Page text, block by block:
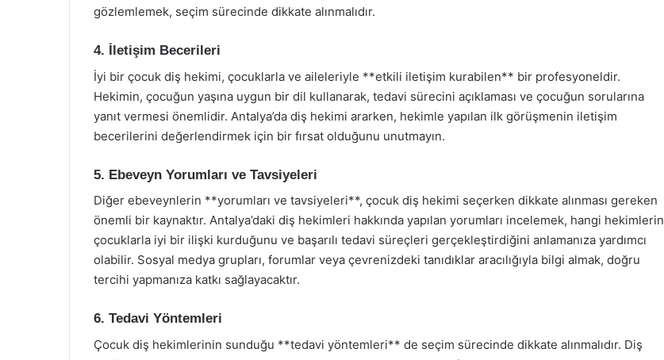
gözlemlemek, seçim sürecinde dikkate alınmalıdır.
4. İletişim Becerileri
İyi bir çocuk diş hekimi, çocuklarla ve aileleriyle **etkili iletişim kurabilen** bir profesyoneldir.
Hekimin, çocuğun yaşına uygun bir dil kullanarak, tedavi sürecini açıklaması ve çocuğun sorularına
yanıt vermesi önemlidir. Antalya’da diş hekimi ararken, hekimle yapılan ilk görüşmenin iletişim
becerilerini değerlendirmek için bir fırsat olduğunu unutmayın.
5. Ebeveyn Yorumları ve Tavsiyeleri
Diğer ebeveynlerin **yorumları ve tavsiyeleri**, çocuk diş hekimi seçerken dikkate alınması gereken
önemli bir kaynaktır. Antalya’daki diş hekimleri hakkında yapılan yorumları incelemek, hangi hekimlerin
çocuklarla iyi bir ilişki kurduğunu ve başarılı tedavi süreçleri gerçekleştirdiğini anlamanıza yardımcı
olabilir. Sosyal medya grupları, forumlar veya çevrenizdeki tanıdıklar aracılığıyla bilgi almak, doğru
tercihi yapmanıza katkı sağlayacaktır.
6. Tedavi Yöntemleri
Çocuk diş hekimlerinin sunduğu **tedavi yöntemleri** de seçim sürecinde dikkate alınmalıdır. Diş